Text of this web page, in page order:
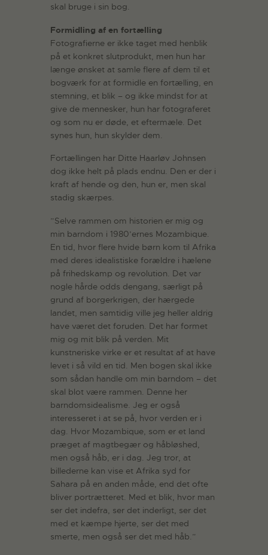
skal bruge i sin bog.
Formidling af en fortælling
Fotografierne er ikke taget med henblik
på et konkret slutprodukt, men hun har
længe ønsket at samle flere af dem til et
bogværk for at formidle en fortælling, en
stemning, et blik – og ikke mindst for at
give de mennesker, hun har fotograferet
og som nu er døde, et eftermæle. Det
synes hun, hun skylder dem.
Fortællingen har Ditte Haarløv Johnsen
dog ikke helt på plads endnu. Den er der i
kraft af hende og den, hun er, men skal
stadig skærpes.
”Selve rammen om historien er mig og
min barndom i 1980’ernes Mozambique.
En tid, hvor flere hvide børn kom til Afrika
med deres idealistiske forældre i hælene
på frihedskamp og revolution. Det var
nogle hårde odds dengang, særligt på
grund af borgerkrigen, der hærgede
landet, men samtidig ville jeg heller aldrig
have været det foruden. Det har formet
mig og mit blik på verden. Mit
kunstneriske virke er et resultat af at have
levet i så vild en tid. Men bogen skal ikke
som sådan handle om min barndom – det
skal blot være rammen. Denne her
barndomsidealisme. Jeg er også
interesseret i at se på, hvor verden er i
dag. Hvor Mozambique, som er et land
præget af magtbegær og håbløshed,
men også håb, er i dag. Jeg tror, at
billederne kan vise et Afrika syd for
Sahara på en anden måde, end det ofte
bliver portrætteret. Med et blik, hvor man
ser det indefra, ser det inderligt, ser det
med et kæmpe hjerte, ser det med
smerte, men også ser det med håb.”